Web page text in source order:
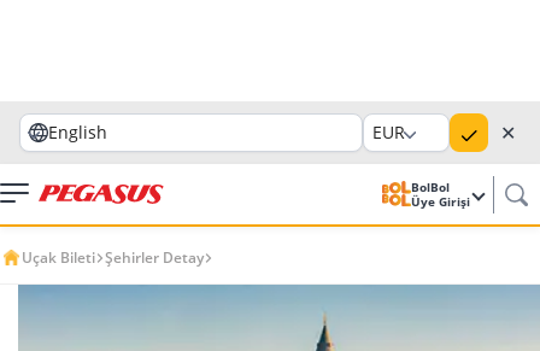
English EUR ✕
BolBol
Üye Girişi
Uçak Bileti Şehirler Detay